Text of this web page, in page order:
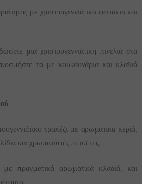
με χριστουγεννιάτικα φωτάκια και
μια χριστουγεννιάτικη πινελιά στα
τα με κουκουνάρια και κλαδιά
τραπέζι με αρωματικά κεριά,
και χρωματιστές πετσέτες.
με πραγματικά αρωματικά κλαδιά, και